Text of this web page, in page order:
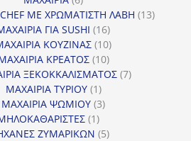
προϊόντα
ΜΕ ΧΡΩΜΑΤΙΣΤΗ ΛΑΒΗ 1313
ΓΙΑ SUSHI 1616
προϊόντα
ΚΟΥΖΙΝΑΣ 1010
προϊόντα
ΚΡΕΑΤΟΣ 1010
προϊόντα
ΞΕΚΟΚΚΑΛΙΣΜΑΤΟΣ 77
ΜΑΧΑΙΡΙΑ ΤΥΡΙΟΥ 11
προϊόν
ΜΑΧΑΙΡΙΑ ΨΩΜΙΟΥ 33
11
προϊόν
ΖΥΜΑΡΙΚΩΝ 55